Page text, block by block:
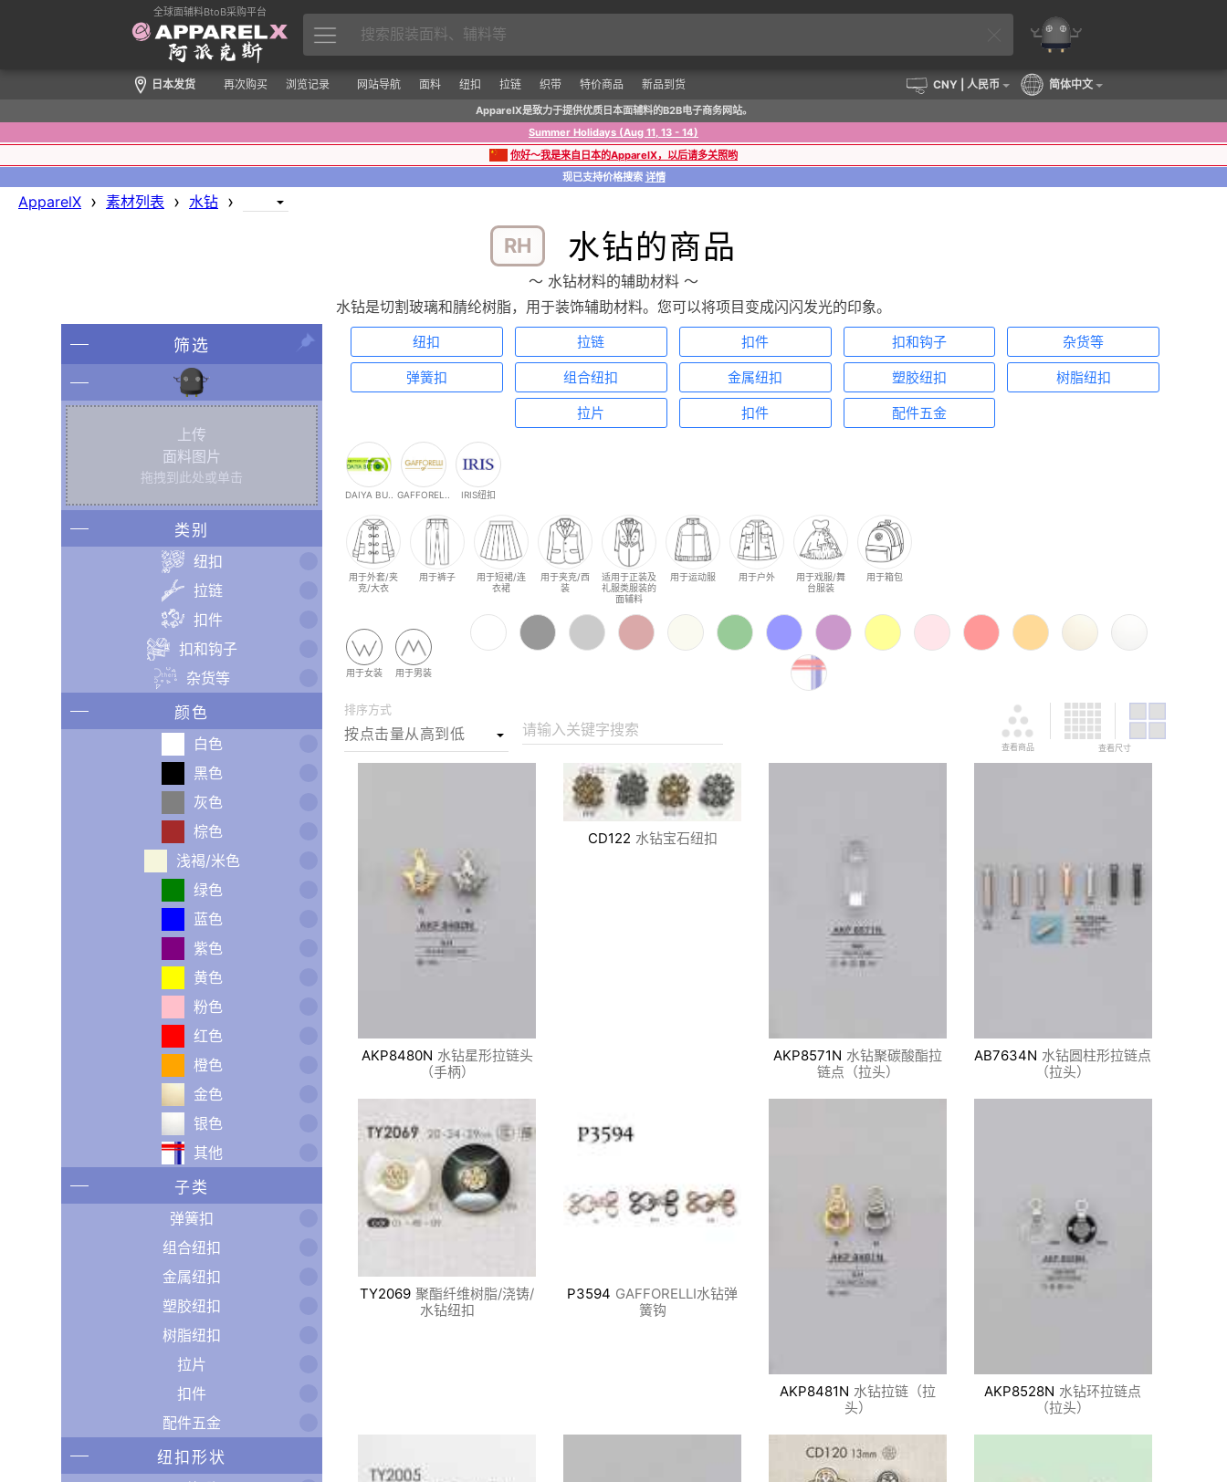
全球面辅料BtoB采购平台
日本发货 再次购买 浏览记录 网站导航 面料 纽扣 拉链 织带 特价商品 新品到货 CNY| 人民币 简体中文
ApparelX是致力于提供优质日本面辅料的B2B电子商务网站。
Summer Holidays (Aug 11, 13 - 14)
你好～我是来自日本的ApparelX，以后请多关照哟
现已支持价格搜索 详情
ApparelX › 素材列表 › 水钻 ›
RH 水钻的商品
〜 水钻材料的辅助材料 〜
水钻是切割玻璃和腈纶树脂，用于装饰辅助材料。您可以将项目变成闪闪发光的印象。
筛选
上传
面料图片
拖拽到此处或单击
类别
纽扣
拉链
扣件
扣和钩子
杂货等
颜色
白色
黑色
灰色
棕色
浅褐/米色
绿色
蓝色
紫色
黄色
粉色
红色
橙色
金色
银色
其他
子类
弹簧扣
组合纽扣
金属纽扣
塑胶纽扣
树脂纽扣
拉片
扣件
配件五金
纽扣形状
纽扣 拉链 扣件 扣和钩子 杂货等
弹簧扣 组合纽扣 金属纽扣 塑胶纽扣 树脂纽扣
拉片 扣件 配件五金
DAIYA BU.. GAFFOREL.. IRIS纽扣
用于外套/夹
克/大衣
用于裤子
用于短裙/连
衣裙
用于夹克/西
装
适用于正装及
礼服类服装的
面辅料
用于运动服 用于户外
用于戏服/舞
台服装
用于箱包
用于女装 用于男装
排序方式
请输入关键字搜索
查看商品 查看尺寸
AKP8480N 水钻星形拉链头
（手柄）
CD122 水钻宝石纽扣
AKP8571N 水钻聚碳酸酯拉
链点（拉头）
AB7634N 水钻圆柱形拉链点
（拉头）
TY2069 聚酯纤维树脂/浇铸/
水钻纽扣
P3594 GAFFORELLI水钻弹
簧钩
AKP8481N 水钻拉链（拉
头）
AKP8528N 水钻环拉链点
（拉头）